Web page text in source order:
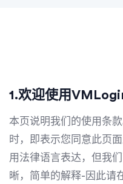
1.欢迎使用
本页说明我们的使用条
时，即表示您同意此页
用法律语言表达，但我
晰，简单的解释-因此请